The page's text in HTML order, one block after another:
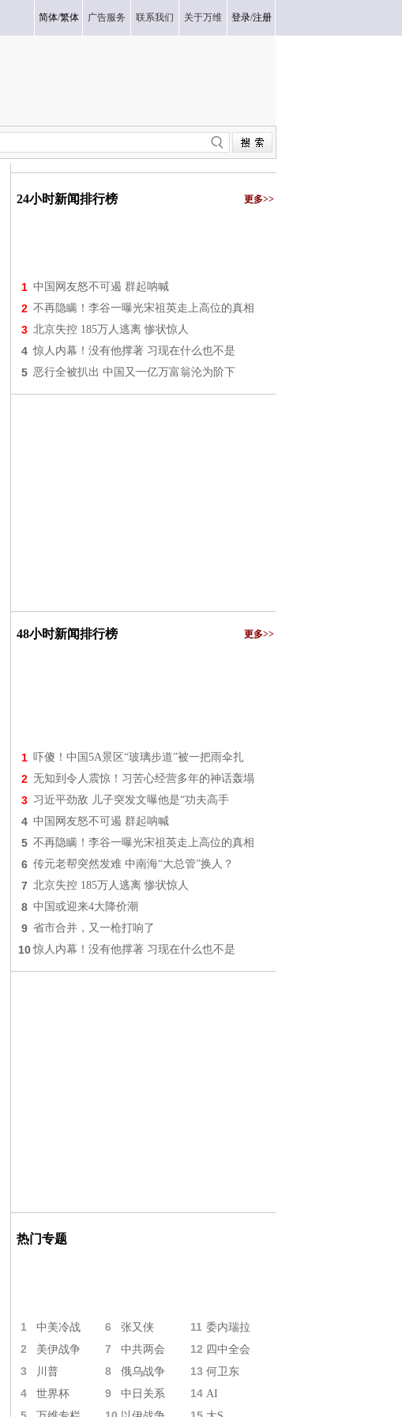
简体/繁体 广告服务 联系我们 关于万维 登录/注册
24小时新闻排行榜 更多>>
1 中国网友怒不可遏 群起呐喊
2 不再隐瞒！李谷一曝光宋祖英走上高位的真相
3 北京失控 185万人逃离 惨状惊人
4 惊人内幕！没有他撑著 习现在什么也不是
5 恶行全被扒出 中国又一亿万富翁沦为阶下
48小时新闻排行榜 更多>>
1 吓傻！中国5A景区“玻璃步道”被一把雨伞扎
2 无知到令人震惊！习苦心经营多年的神话轰塌
3 习近平劲敌 儿子突发文曝他是“功夫高手
4 中国网友怒不可遏 群起呐喊
5 不再隐瞒！李谷一曝光宋祖英走上高位的真相
6 传元老帮突然发难 中南海“大总管”换人？
7 北京失控 185万人逃离 惨状惊人
8 中国或迎来4大降价潮
9 省市合并，又一枪打响了
10 惊人内幕！没有他撑著 习现在什么也不是
热门专题
1 中美冷战 6 张又侠 11 委内瑞拉
2 美伊战争 7 中共两会 12 四中全会
3 川普 8 俄乌战争 13 何卫东
4 世界杯 9 中日关系 14 AI